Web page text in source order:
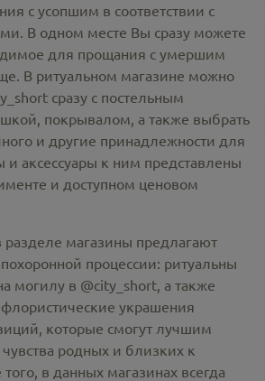
с усопшим в соответствии с
В одном месте Вы сразу можете
для прощания с умершим
В ритуальном магазине можно
сразу с постельным
покрывалом, а также выбрать
и другие принадлежности для
и аксессуары к ним представлены
и доступном ценовом
магазины предлагают
процессии: ритуальны
могилу в @city_short, а также
украшения
которые смогут лучшим
родных и близких к
в данных магазинах всегда